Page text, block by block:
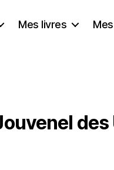
Mes livres